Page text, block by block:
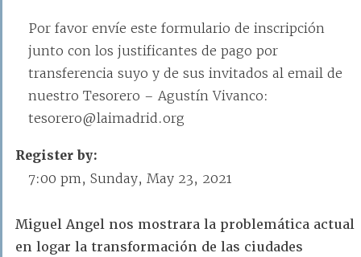
Por favor envíe este formulario de inscripción
junto con los justificantes de pago por
transferencia suyo y de sus invitados al email de
nuestro Tesorero – Agustín Vivanco:
tesorero@laimadrid.org
Register by:
7:00 pm, Sunday, May 23, 2021
Miguel Angel nos mostrara la problemática actual
en logar la transformación de las ciudades